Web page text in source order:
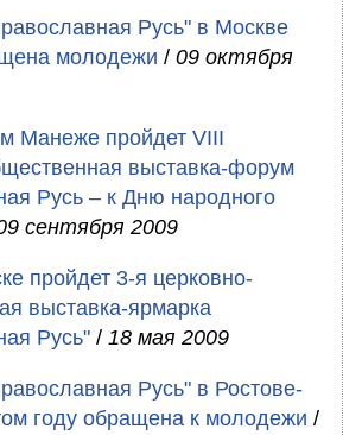
Русь" в Москве
молодежи / 09 октября
Манеже пройдет VIII
выставка-форум
Русь – к Дню народного
сентября 2009
пройдет 3-я церковно-
выставка-ярмарка
Русь" / 18 мая 2009
Русь" в Ростове-
году обращена к молодежи /